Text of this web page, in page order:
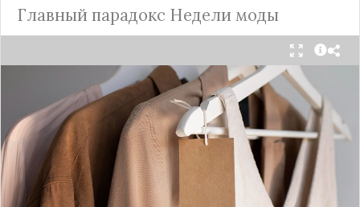
Главный парадокс Недели моды
Принято считать, что Неделя моды в Париже —
это исключительно про безумные тренды, на
которые обычный человек посмотрит с
недоумением. Но самый интересный тренд этого
сезона был обращен к реальной жизни. Показы
доказали: истинная роскошь и мастерство стиля
заключаются не в эпатаже, а в виртуозном
владении базовыми вещами.